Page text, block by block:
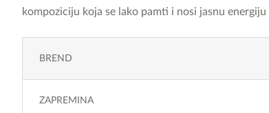
kompoziciju koja se lako pamti i nosi jasnu energiju
BREND
ZAPREMINA